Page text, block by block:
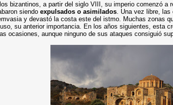
bizantinos, a partir del siglo VIII, su imperio comenzó
siendo expulsados o asimilados. Una vez libre, las
y devastó la costa este del istmo. Muchas zonas
su anterior importancia. En los años siguientes, esta
ocasiones, aunque ninguno de sus ataques consiguió